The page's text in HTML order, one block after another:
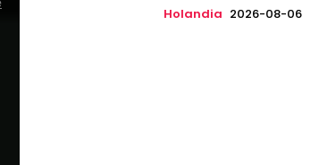
Holandia 2026-08-06